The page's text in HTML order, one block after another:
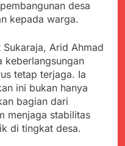
Satgas Yonif
KK Ajak Pelajar
2024
Kab.Sukabumi
Rp 31 Miliar
16, 2024
Ganda Capai 6
BGN Benahi Basis
Program
Bergizi Gratis
6, 2026
Pastikan SPPG
3T Tuntas
desa
kepada warga.
Arid Ahmad
keberlangsungan
tetap terjaga. Ia
ini bukan hanya
bagian dari
menjaga stabilitas
di tingkat desa.